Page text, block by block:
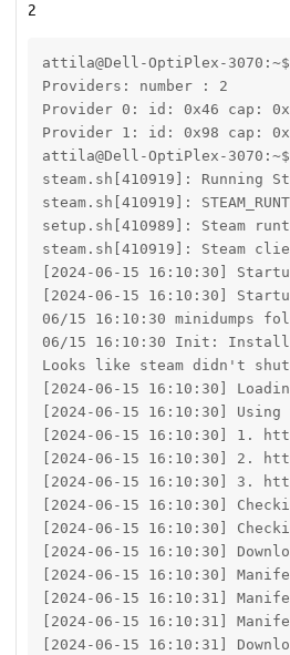
2
attila@Dell-OptiPlex-
Providers: number : 2
Provider 0: id: 0x46 cap:
Provider 1: id: 0x98 cap:
attila@Dell-OptiPlex-3070:~$
steam.sh[410919]: Running
steam.sh[410919]:
setup.sh[410989]: Steam
steam.sh[410919]: Steam
[2024-06-15 16:10:30]
[2024-06-15 16:10:30]
06/15 16:10:30 minidumps
06/15 16:10:30 Init:
Looks like steam didn't
[2024-06-15 16:10:30]
[2024-06-15 16:10:30]
[2024-06-15 16:10:30] 1.
[2024-06-15 16:10:30] 2.
[2024-06-15 16:10:30] 3.
[2024-06-15 16:10:30]
[2024-06-15 16:10:30]
[2024-06-15 16:10:30]
[2024-06-15 16:10:30]
[2024-06-15 16:10:31]
[2024-06-15 16:10:31]
[2024-06-15 16:10:31]